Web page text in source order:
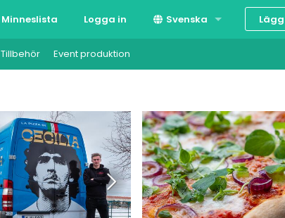
Minneslista Logga in Svenska
Tillbehör Event produktion